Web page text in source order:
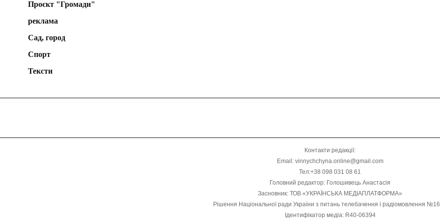
Проєкт "Громади"
реклама
Сад, город
Спорт
Тексти
Контакти редакції:
Email: vinnychchyna.online@gmail.com
Тел:+38 098 031 08 61
Головний редактор: Голошивець Анастасія
Засновник: ТОВ «УКРАЇНСЬКА МЕДІАПЛАТФОРМА»
Рішення Національної ради України з питань телебачення і радіомовлення
Ідентифікатор медіа: R40-06394